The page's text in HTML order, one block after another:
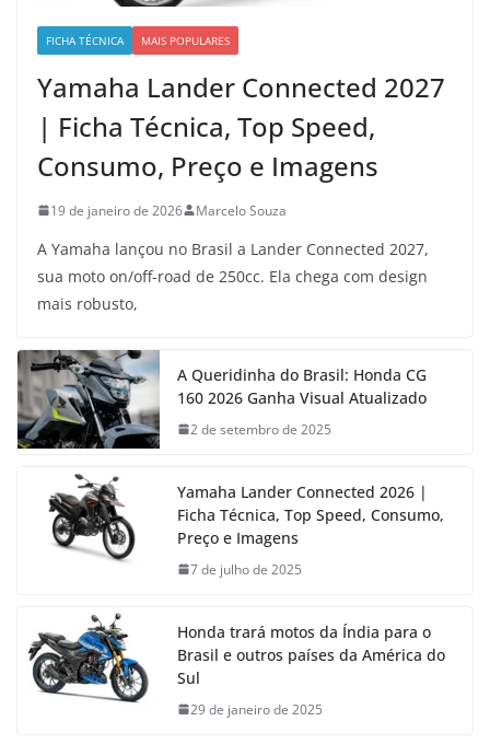
FICHA TÉCNICA MAIS POPULARES
Yamaha Lander Connected 2027
| Ficha Técnica, Top Speed,
Consumo, Preço e Imagens
19 de janeiro de 2026 Marcelo Souza
A Yamaha lançou no Brasil a Lander Connected 2027,
sua moto on/off-road de 250cc. Ela chega com design
mais robusto,
A Queridinha do Brasil: Honda CG
160 2026 Ganha Visual Atualizado
2 de setembro de 2025
Yamaha Lander Connected 2026 |
Ficha Técnica, Top Speed, Consumo,
Preço e Imagens
7 de julho de 2025
Honda trará motos da Índia para o
Brasil e outros países da América do
Sul
29 de janeiro de 2025